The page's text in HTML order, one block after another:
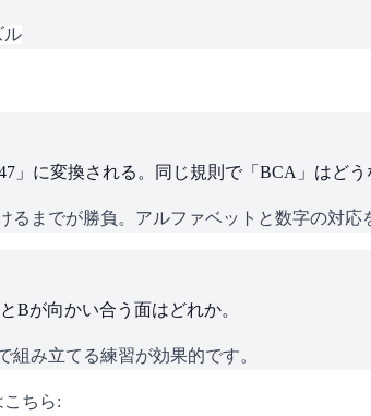
ル
」に変換される。同じ規則で「BCA」はどう
るまでが勝負。アルファベットと数字の対応
Bが向かい合う面はどれか。
組み立てる練習が効果的です。
ちら: